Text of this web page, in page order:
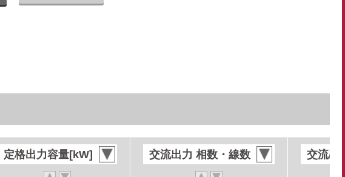
定格出力容量[kW] 交流出力 相数・線数 交流出
定格出力容量[kW] 交流出力 相数・線数 交流出